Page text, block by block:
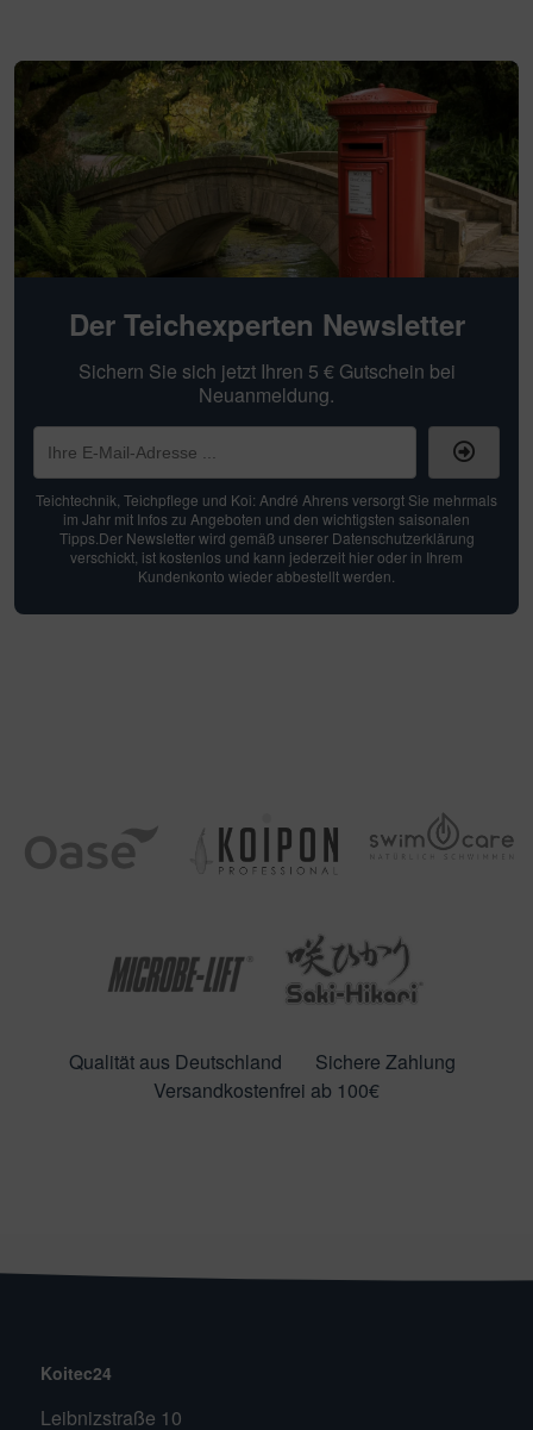
Der Teichexperten Newsletter
Sichern Sie sich jetzt Ihren 5 € Gutschein bei
Neuanmeldung.
Teichtechnik, Teichpflege und Koi: André Ahrens versorgt Sie mehrmals
im Jahr mit Infos zu Angeboten und den wichtigsten saisonalen
Tipps.Der Newsletter wird gemäß unserer Datenschutzerklärung
verschickt, ist kostenlos und kann jederzeit hier oder in Ihrem
Kundenkonto wieder abbestellt werden.
Qualität aus Deutschland
Sichere Zahlung
Versandkostenfrei ab 100€
Koitec24
Leibnizstraße 10